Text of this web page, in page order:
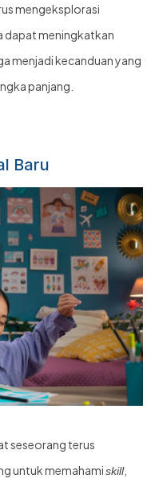
mengeksplorasi
dapat meningkatkan
menjadi kecanduan yang
panjang.
Baru
seseorang terus
untuk memahamiskill,